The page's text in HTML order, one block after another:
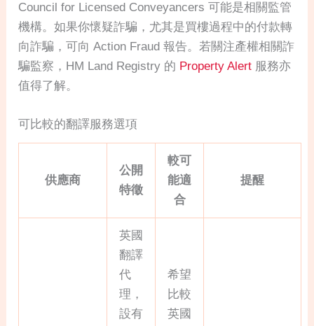
Council for Licensed Conveyancers 可能是相關監管
機構。如果你懷疑詐騙，尤其是買樓過程中的付款轉
向詐騙，可向 Action Fraud 報告。若關注產權相關詐
騙監察，HM Land Registry 的 Property Alert 服務亦
值得了解。
可比較的翻譯服務選項
供應商
公開
特徵
較可
能適
合
提醒
英國
翻譯
代
理，
設有
希望
比較
英國